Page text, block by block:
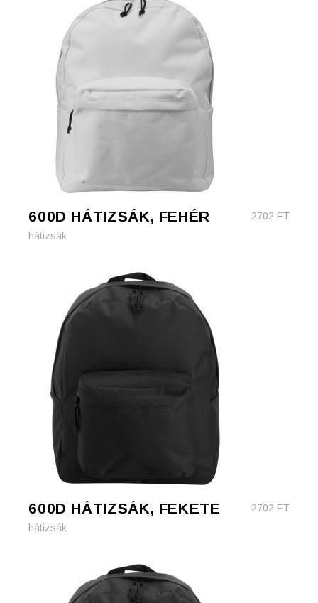
600D HÁTIZSÁK, FEHÉR 2702 FT
hátizsák
600D HÁTIZSÁK, FEKETE 2702 FT
hátizsák